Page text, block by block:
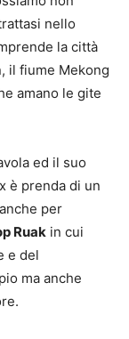
nello
la città
il fiume Mekong
amano le gite
ed il suo
è prenda di un
per
Ruak in cui
e del
ma anche